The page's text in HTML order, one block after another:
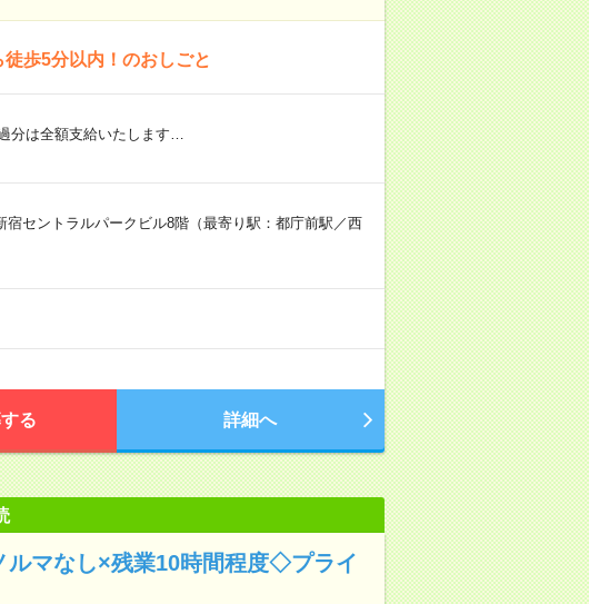
歩5分以内！のおしごと
分は全額支給いたします…
セントラルパークビル8階（最寄り駅：都庁前駅／西
る 詳細へ
ルマなし×残業10時間程度◇プライ